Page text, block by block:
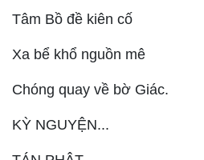
Tâm Bồ đề kiên cố
Xa bể khổ nguồn mê
Chóng quay về bờ Giác.
KỲ NGUYỆN...